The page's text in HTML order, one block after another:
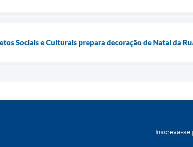
Sociais e Culturais prepara decoração de Natal da
Inscreva-se